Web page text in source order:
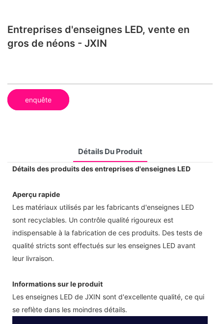
Entreprises d'enseignes LED, vente en
gros de néons - JXIN
enquête
Détails Du Produit
Détails des produits des entreprises d'enseignes LED
Aperçu rapide
Les matériaux utilisés par les fabricants d'enseignes LED
sont recyclables. Un contrôle qualité rigoureux est
indispensable à la fabrication de ces produits. Des tests de
qualité stricts sont effectués sur les enseignes LED avant
leur livraison.
Informations sur le produit
Les enseignes LED de JXIN sont d'excellente qualité, ce qui
se reflète dans les moindres détails.